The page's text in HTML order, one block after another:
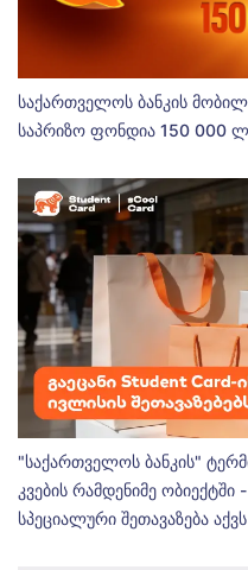
საქართველოს ბანკის
საპრიზო ფონდია 150 000
"საქართველოს ბანკის"
კვების რამდენიმე
სპეციალური შეთავაზება აქვს